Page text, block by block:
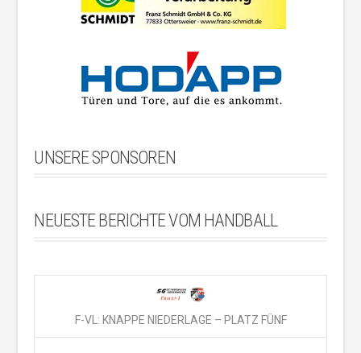
UNSERE SPONSOREN
NEUESTE BERICHTE VOM HANDBALL
F-VL: KNAPPE NIEDERLAGE – PLATZ FÜNF